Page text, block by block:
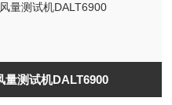
量测试机DALT6900